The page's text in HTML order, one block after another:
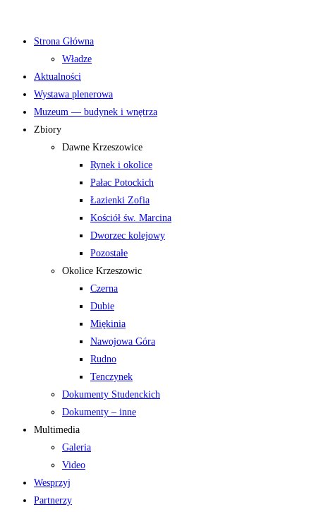
Strona Główna
Władze
Aktualności
Wystawa plenerowa
Muzeum — budynek i wnętrza
Zbiory
Dawne Krzeszowice
Rynek i okolice
Pałac Potockich
Łazienki Zofia
Kościół św. Marcina
Dworzec kolejowy
Pozostałe
Okolice Krzeszowic
Czerna
Dubie
Miękinia
Nawojowa Góra
Rudno
Tenczynek
Dokumenty Studenckich
Dokumenty – inne
Multimedia
Galeria
Video
Wesprzyj
Partnerzy